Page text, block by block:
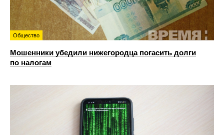
Общество
Мошенники убедили нижегородца погасить долги
по налогам